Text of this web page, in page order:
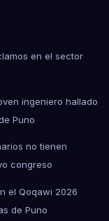
en el sector
ingeniero hallado
Puno
no tienen
congreso
el Qoqawi 2026
de Puno